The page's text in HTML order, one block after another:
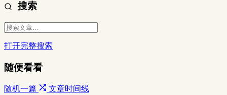
搜索
打开完整搜索
随便看看
随机一篇 文章时间线